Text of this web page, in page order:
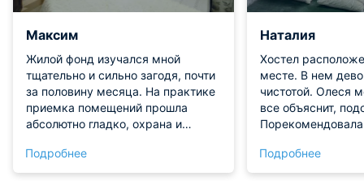
Максим
Жилой фонд изучался мной
тщательно и сильно загодя, почти
за половину месяца. На практике
приемка помещений прошла
абсолютно гладко, охрана и
механизм. Экономическая выгода
сделки не подлежит сомнению,
Подробнее
Наталия
Хостел
месте. В нем
чистотой. Олеся
все объяснит,
впечатлением.
удобные и
Подробнее